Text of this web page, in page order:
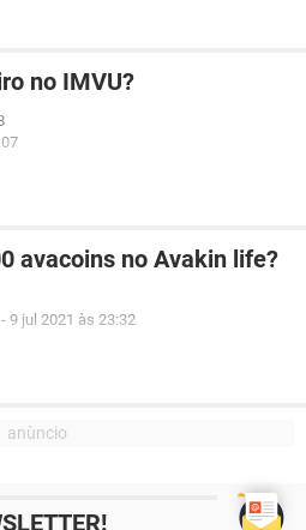
no IMVU?
avacoins no Avakin life?
- 9 jul 2021 às 23:32